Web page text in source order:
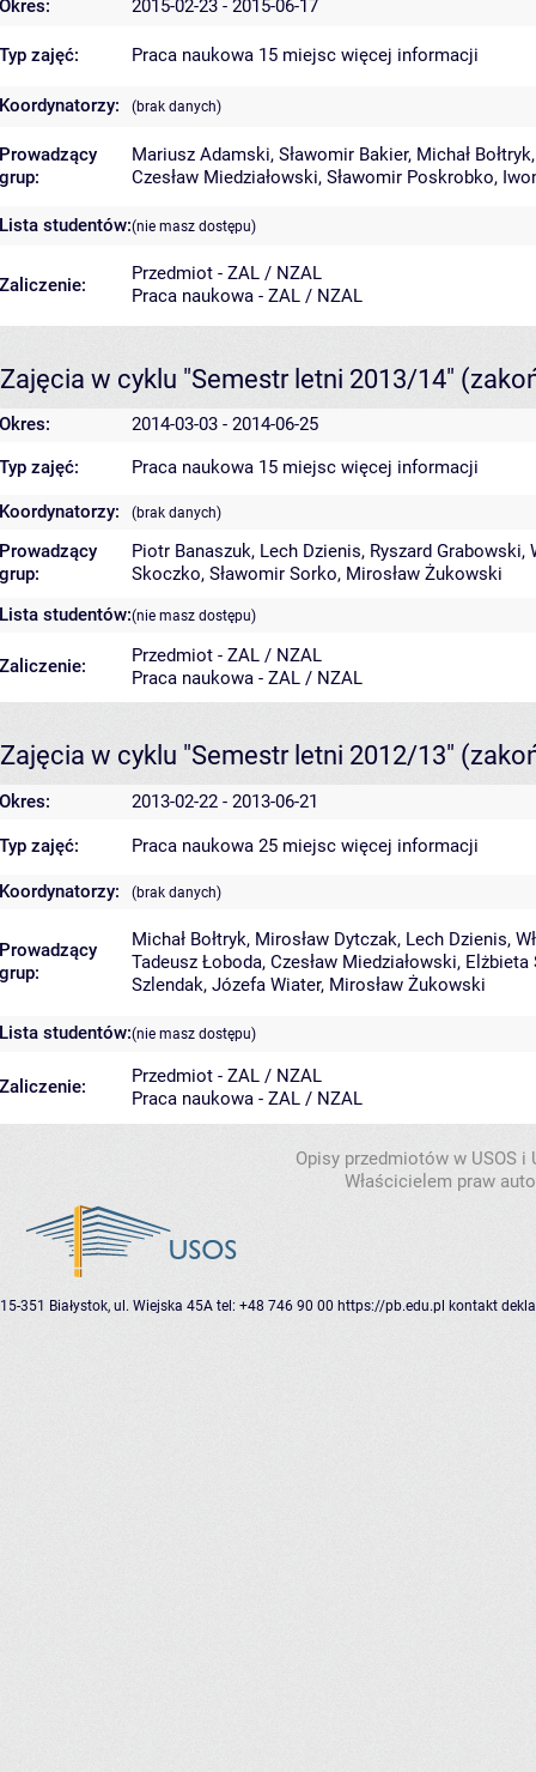
Okres: 2015-02-23 - 2015-06-17
Typ zajęć: Praca naukowa 15 miejsc więcej informacji
Koordynatorzy: (brak danych)
Prowadzący
grup:
Mariusz Adamski, Sławomir Bakier, Michał Bołtryk
Czesław Miedziałowski, Sławomir Poskrobko,
Lista studentów:(nie masz dostępu)
Zaliczenie:
Przedmiot - ZAL / NZAL
Praca naukowa - ZAL / NZAL
Zajęcia w cyklu "Semestr letni 2013/14"
Okres:
2014-03-03 - 2014-06-25
Typ zajęć:
Praca naukowa 15 miejsc więcej informacji
Koordynatorzy: (brak danych)
Prowadzący
grup:
Piotr Banaszuk, Lech Dzienis, Ryszard Grabowski,
Skoczko, Sławomir Sorko, Mirosław Żukowski
Lista studentów:(nie masz dostępu)
Zaliczenie:
Przedmiot - ZAL / NZAL
Praca naukowa - ZAL / NZAL
Zajęcia w cyklu "Semestr letni 2012/13"
Okres: 2013-02-22 - 2013-06-21
Typ zajęć: Praca naukowa 25 miejsc więcej informacji
Koordynatorzy: (brak danych)
Prowadzący
grup:
Michał Bołtryk, Mirosław Dytczak, Lech Dzienis,
Tadeusz Łoboda, Czesław Miedziałowski, Elżbieta
Szlendak, Józefa Wiater, Mirosław Żukowski
Lista studentów:(nie masz dostępu)
Zaliczenie:
Przedmiot - ZAL / NZAL
Praca naukowa - ZAL / NZAL
Opisy przedmiotów w USOS
Właścicielem praw
15-351 Białystok, ul. Wiejska 45A tel: +48 746 90 00 https://pb.edu.pl kontakt